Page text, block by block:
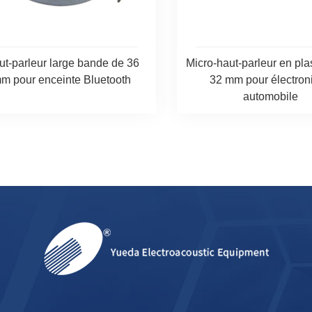
parleur large bande de 36
pour enceinte Bluetooth
Micro-haut-parleur en
32 mm pour
automobile